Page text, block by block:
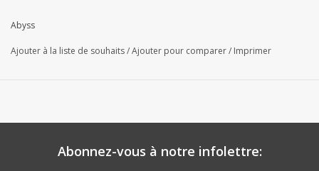
Abyss
Ajouter à la liste de souhaits/Ajouter pour comparer/ Imprimer
Abonnez-vous à notre infolettre: